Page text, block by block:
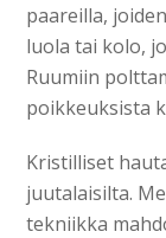
paareilla,
luola tai kolo,
Ruumiin
poikkeuksista
Kristilliset
juutalaisilta.
tekniikka